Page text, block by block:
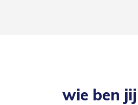
wie ben